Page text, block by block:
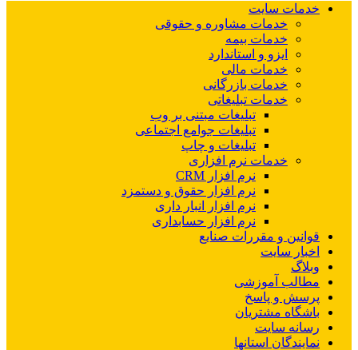
خدمات سایت
خدمات مشاوره و حقوقی
خدمات بیمه
ایزو و استاندارد
خدمات مالی
خدمات بازرگانی
خدمات تبلیغاتی
تبلیغات مبتنی بر وب
تبلیغات جوامع اجتماعی
تبلیغات و چاپ
خدمات نرم افزاری
نرم افزار CRM
نرم افزار حقوق و دستمزد
نرم افزار انبار داری
نرم افزار حسابداری
قوانین و مقررات صنایع
اخبار سایت
وبلاگ
مطالب آموزشی
پرسش و پاسخ
باشگاه مشتریان
رسانه سایت
نمایندگان استانها